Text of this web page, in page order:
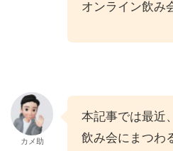
オンライン飲み
カメ助
本記事では最近
飲み会にまつわ